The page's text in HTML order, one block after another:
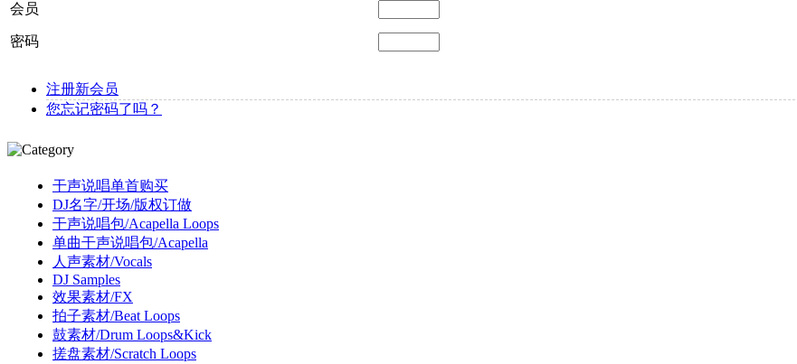
会员
密码
注册新会员
您忘记密码了吗？
干声说唱单首购买
DJ名字/开场/版权订做
干声说唱包/Acapella Loops
单曲干声说唱包/Acapella
人声素材/Vocals
DJ Samples
效果素材/FX
拍子素材/Beat Loops
鼓素材/Drum Loops&Kick
搓盘素材/Scratch Loops